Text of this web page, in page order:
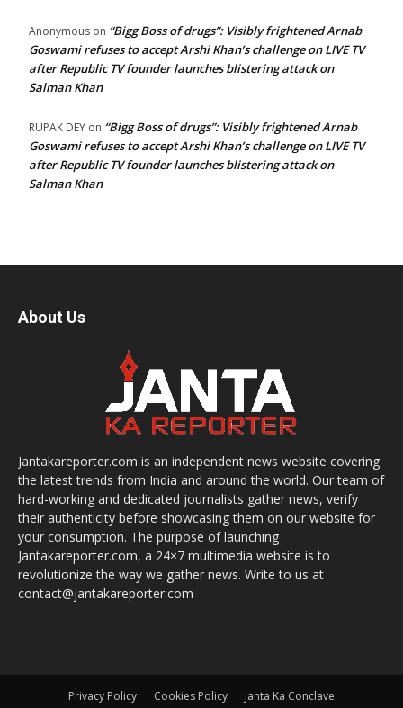
Anonymous on “Bigg Boss of drugs”: Visibly frightened Arnab
Goswami refuses to accept Arshi Khan’s challenge on LIVE TV
after Republic TV founder launches blistering attack on
Salman Khan
RUPAK DEY on “Bigg Boss of drugs”: Visibly frightened Arnab
Goswami refuses to accept Arshi Khan’s challenge on LIVE TV
after Republic TV founder launches blistering attack on
Salman Khan
About Us
Jantakareporter.com is an independent news website covering
the latest trends from India and around the world. Our team of
hard-working and dedicated journalists gather news, verify
their authenticity before showcasing them on our website for
your consumption. The purpose of launching
Jantakareporter.com, a 24×7 multimedia website is to
revolutionize the way we gather news. Write to us at
contact@jantakareporter.com
Privacy Policy Cookies Policy Janta Ka Conclave